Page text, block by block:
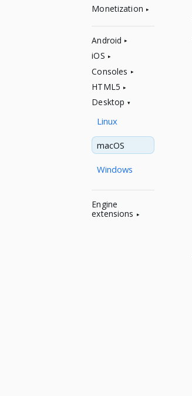
Monetization
Android
iOS
Consoles
HTML5
Desktop
Linux
macOS
Windows
Engine
extensions